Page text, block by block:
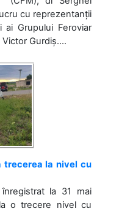
cu reprezentanții
ai Grupului Feroviar
Gurdiș....
trecerea la nivel cu
la 31 mai
o trecere nivel cu